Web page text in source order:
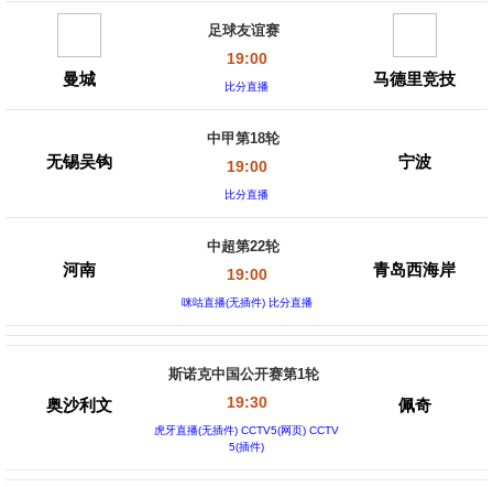
曼城
足球友谊赛
19:00
比分直播 马德里竞技
无锡吴钩
中甲第18轮
19:00
比分直播
宁波
河南
中超第22轮
19:00
咪咕直播(无插件) 比分直播
青岛西海岸
奥沙利文
斯诺克中国公开赛第1轮
19:30
虎牙直播(无插件) CCTV5(网页) CCTV
5(插件)
佩奇